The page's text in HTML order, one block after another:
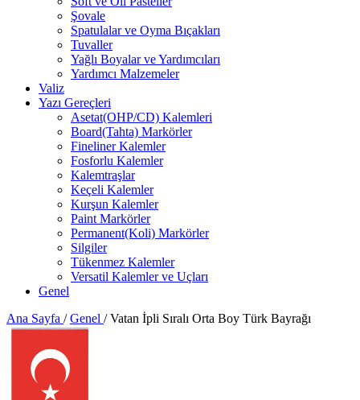
Şovale
Spatulalar ve Oyma Bıçakları
Tuvaller
Yağlı Boyalar ve Yardımcıları
Yardımcı Malzemeler
Valiz
Yazı Gereçleri
Asetat(OHP/CD) Kalemleri
Board(Tahta) Markörler
Fineliner Kalemler
Fosforlu Kalemler
Kalemtraşlar
Keçeli Kalemler
Kurşun Kalemler
Paint Markörler
Permanent(Koli) Markörler
Silgiler
Tükenmez Kalemler
Versatil Kalemler ve Uçları
Genel
Ana Sayfa / Genel / Vatan İpli Sıralı Orta Boy Türk Bayrağı